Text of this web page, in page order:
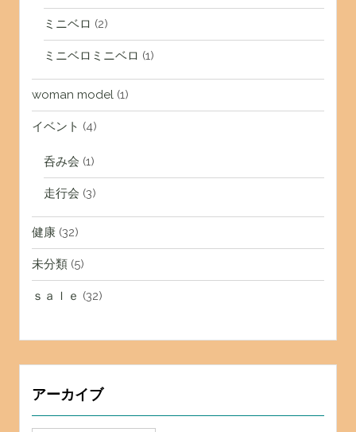
ミニベロ (2)
ミニベロミニベロ (1)
woman model(1)
イベント (4)
呑み会 (1)
走行会 (3)
健康(32)
未分類(5)
ｓａｌｅ (32)
アーカイブ